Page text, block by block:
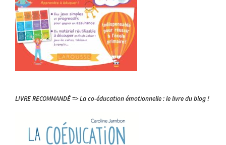
LIVRE RECOMMANDÉ => La co-éducation émotionnelle : le livre du blog !